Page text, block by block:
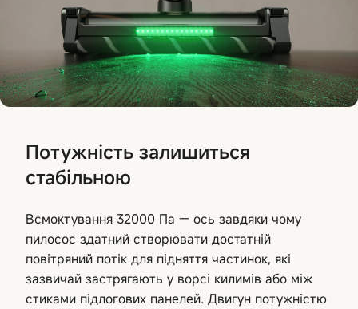
Потужність залишиться
стабільною
Всмоктування 32000 Па — ось завдяки чому
пилосос здатний створювати достатній
повітряний потік для підняття частинок, які
зазвичай застрягають у ворсі килимів або між
стиками підлогових панелей. Двигун потужністю